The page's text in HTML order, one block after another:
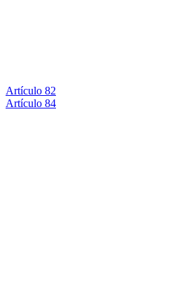
Artículo 82
Artículo 84